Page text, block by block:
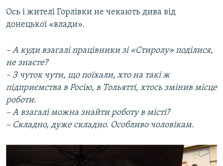
Ось і жителі Горлівки не чекають дива від
донецької «влади».
– А куди взагалі працівники зі «Стиролу» поділися,
не знаєте?
– З чуток чути, що поїхали, хто на такі ж
підприємства в Росію, в Тольятті, хтось змінив місце
роботи.
– А взагалі можна знайти роботу в місті?
– Складно, дуже складно. Особливо чоловікам.